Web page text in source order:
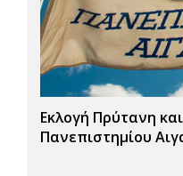
Εκλογή Πρύτανη
Πανεπιστημίου